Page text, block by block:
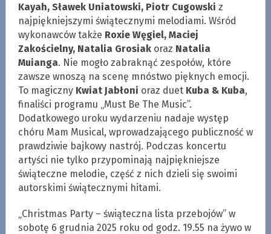
Kayah, Sławek Uniatowski, Piotr Cugowski z
najpiękniejszymi świątecznymi melodiami. Wśród
wykonawców także Roxie Węgiel, Maciej
Zakościelny, Natalia Grosiakoraz Natalia
Muianga. Nie mogło zabraknąć zespołów, które
zawsze wnoszą na scenę mnóstwo pięknych emocji.
To magiczny Kwiat Jabłoni oraz duet Kuba & Kuba,
finaliści programu „Must Be The Music”.
Dodatkowego uroku wydarzeniu nadaje występ
chóru Mam Musical, wprowadzającego publiczność w
prawdziwie bajkowy nastrój. Podczas koncertu
artyści nie tylko przypominają najpiękniejsze
świąteczne melodie, część z nich dzieli się swoimi
autorskimi świątecznymi hitami.
„Christmas Party – świąteczna lista przebojów” w
sobotę 6 grudnia 2025 roku od godz. 19.55 na żywo w